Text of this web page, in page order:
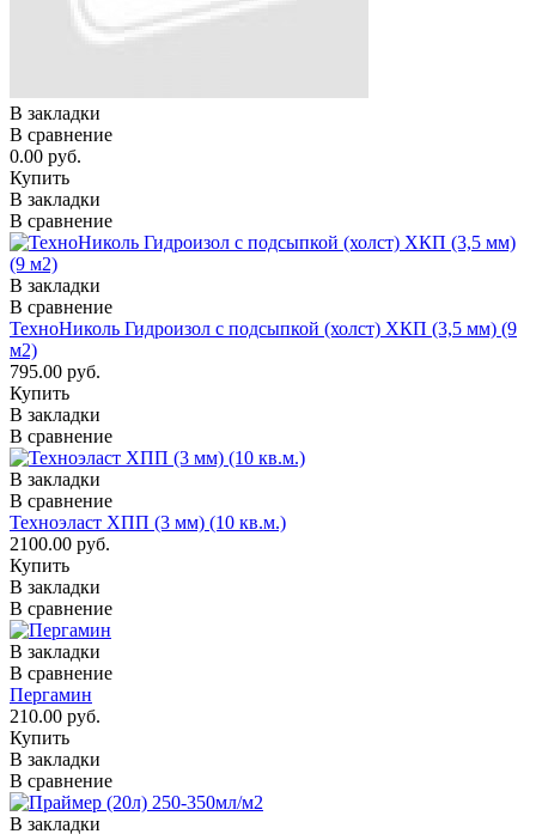
В закладки
В сравнение
0.00 руб.
Купить
В закладки
В сравнение
В закладки
В сравнение
ТехноНиколь Гидроизол с подсыпкой (холст) ХКП (3,5 мм) (9
м2)
795.00 руб.
Купить
В закладки
В сравнение
В закладки
В сравнение
Техноэласт ХПП (3 мм) (10 кв.м.)
2100.00 руб.
Купить
В закладки
В сравнение
В закладки
В сравнение
Пергамин
210.00 руб.
Купить
В закладки
В сравнение
В закладки